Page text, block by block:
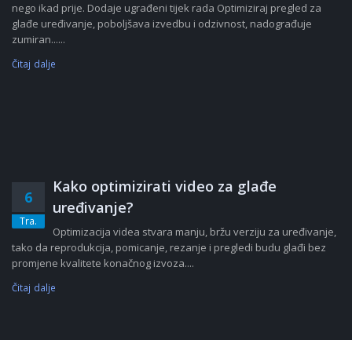
nego ikad prije. Dodaje ugrađeni tijek rada Optimiziraj pregled za
glađe uređivanje, poboljšava izvedbu i odzivnost, nadograđuje
zumiran......
Čitaj dalje
6
Tra.
Kako optimizirati video za glađe
uređivanje?
Optimizacija videa stvara manju, bržu verziju za uređivanje,
tako da reprodukcija, pomicanje, rezanje i pregledi budu glađi bez
promjene kvalitete konačnog izvoza....
Čitaj dalje